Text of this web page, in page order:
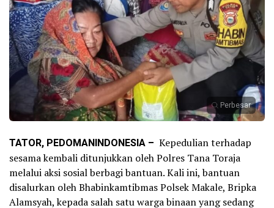
Perbesar
TATOR, PEDOMANINDONESIA – Kepedulian terhadap
sesama kembali ditunjukkan oleh Polres Tana Toraja
melalui aksi sosial berbagi bantuan. Kali ini, bantuan
disalurkan oleh Bhabinkamtibmas Polsek Makale, Bripka
Alamsyah, kepada salah satu warga binaan yang sedang